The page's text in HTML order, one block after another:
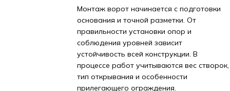
Монтаж ворот начинается с подготовки
основания и точной разметки. От
правильности установки опор и
соблюдения уровней зависит
устойчивость всей конструкции. В
процессе работ учитываются вес створок,
тип открывания и особенности
прилегающего ограждения.